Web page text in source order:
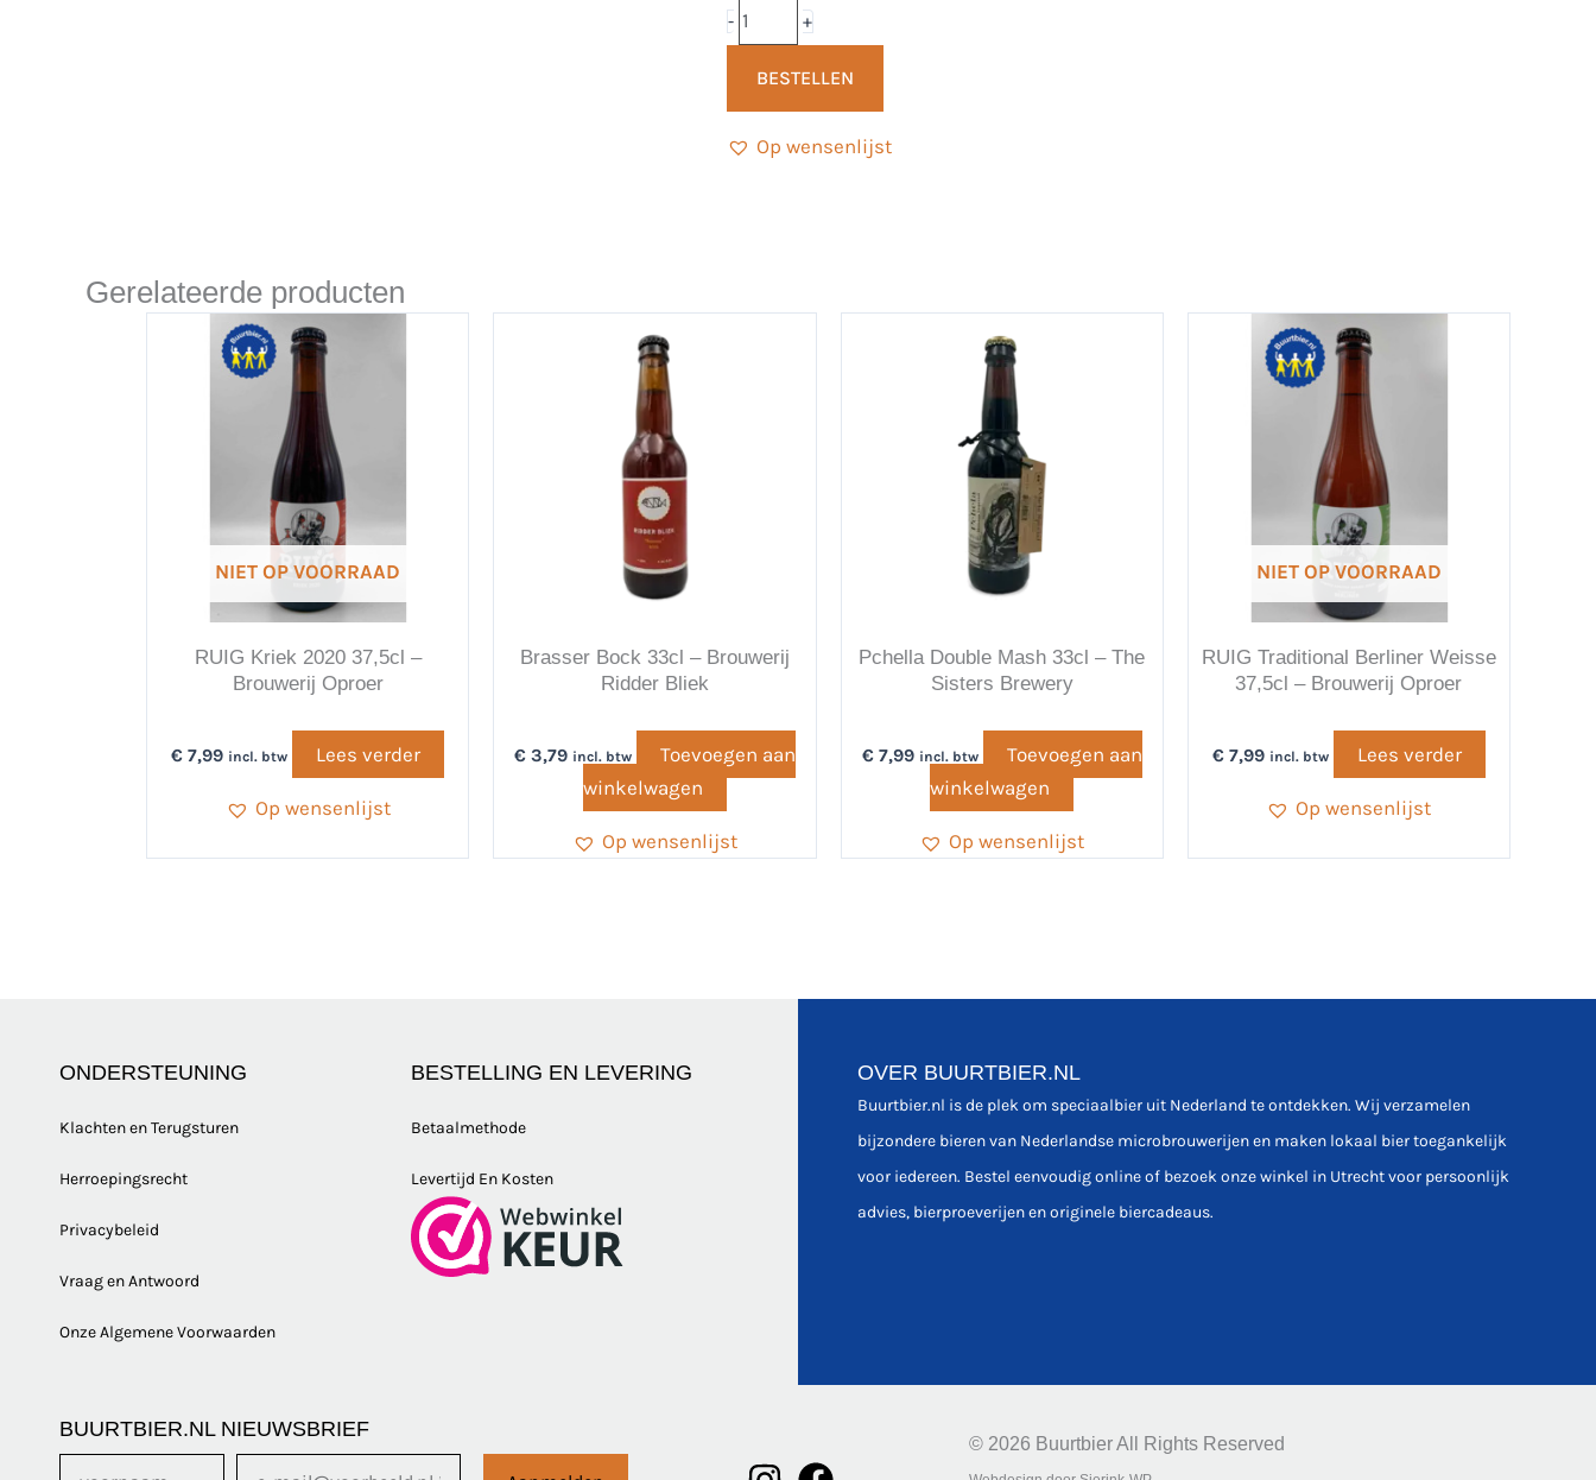
- cl
-
Highraven
Ciders
aantal
+
BESTELLEN
Op wensenlijst
Gerelateerde producten
NIET OP VOORRAAD
RUIG Kriek 2020 37,5cl –
Brouwerij Oproer
€ 7,99 incl. btw Lees verder
Op wensenlijst
Brasser Bock 33cl – Brouwerij
Ridder Bliek
€3,79 incl. btw
Toevoegen aan
winkelwagen
Op wensenlijst
Pchella Double Mash 33cl – The
Sisters Brewery
€7,99 incl. btw
Toevoegen aan
winkelwagen
Op wensenlijst
NIET OP VOORRAAD
RUIG Traditional Berliner Weisse
37,5cl – Brouwerij Oproer
€7,99 incl. btw Lees verder
Op wensenlijst
ONDERSTEUNING
Klachten en Terugsturen
Herroepingsrecht
Privacybeleid
Vraag en Antwoord
Onze Algemene Voorwaarden
BESTELLING EN LEVERING
Betaalmethode
Levertijd En Kosten
OVER BUURTBIER.NL
Buurtbier.nl is de plek om speciaalbier uit Nederland te ontdekken. Wij verzamelen
bijzondere bieren van Nederlandse microbrouwerijen en maken lokaal bier toegankelijk
voor iedereen. Bestel eenvoudig online of bezoek onze winkel in Utrecht voor persoonlijk
advies, bierproeverijen en originele biercadeaus.
BUURTBIER.NL NIEUWSBRIEF
© 2026 Buurtbier All Rights Reserved